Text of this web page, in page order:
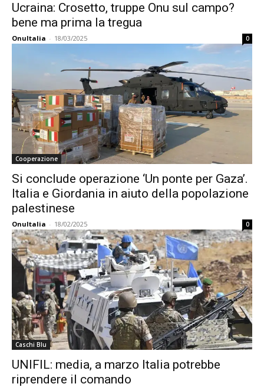
Ucraina: Crosetto, truppe Onu sul campo?
bene ma prima la tregua
OnuItalia - 18/03/2025 0
Cooperazione
Si conclude operazione ‘Un ponte per Gaza’.
Italia e Giordania in aiuto della popolazione
palestinese
OnuItalia - 18/02/2025 0
Caschi Blu
UNIFIL: media, a marzo Italia potrebbe
riprendere il comando